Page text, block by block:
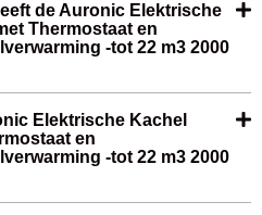
de Auronic Elektrische
Thermostaat en
-tot 22 m3 2000
Elektrische Kachel
en
-tot 22 m3 2000